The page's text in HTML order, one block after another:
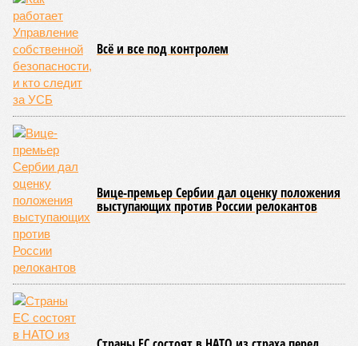
совсем недалеко, в паре станций метро южнее, на Люблинской
улице, картина, можно сказать, прямо противоположная.
Недвижимость
ЖК «Светлый мир «Станция Л»: та же группа компаний-
банкрот Seven Suns Development, та же
схема достройки через Capital Group осенью 2024 года, но
за прошедшие два года результатов, по словам дольщиков,
практически не видно. По
порталов, первую очередь ЖК строители обещают сдать к
декабрю 2026 г., вторую – к марту 2028-го. Но никто при
этом из кураторов стройки не задается вопросом: как эти
сроки должны материализоваться? На строительной
площадке, по свидетельствам дольщиков, регулярно
бывающих у забора, какая-либо техника отсутствует. Ни
бетононасосов, ни работающих кранов, ни признаков
мобилизации подрядчиков. При том, что до «декабря 2026»
осталось менее полугода.
Если в «Сказочном лесу» техзаказчик публично